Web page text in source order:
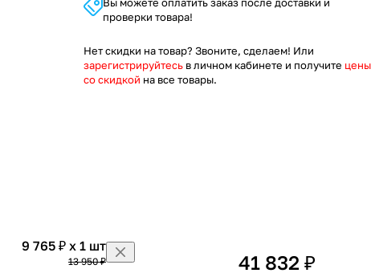
проверки товара!
Нет скидки на товар? Звоните, сделаем! Или
зарегистрируйтесь в личном кабинете и получите цены
со скидкой на все товары.
9 765 ₽ x 1 шт
13 950 ₽ 41 832 ₽